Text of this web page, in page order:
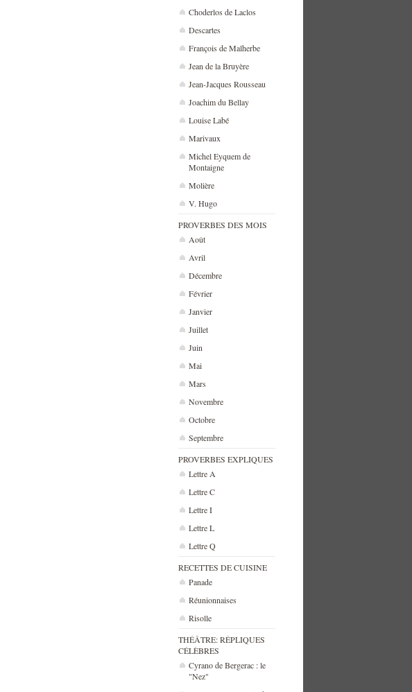
Choderlos de Laclos
Descartes
François de Malherbe
Jean de la Bruyère
Jean-Jacques Rousseau
Joachim du Bellay
Louise Labé
Marivaux
Michel Eyquem de
Montaigne
Molière
V. Hugo
PROVERBES DES MOIS
Août
Avril
Décembre
Février
Janvier
Juillet
Juin
Mai
Mars
Novembre
Octobre
Septembre
PROVERBES EXPLIQUES
Lettre A
Lettre C
Lettre I
Lettre L
Lettre Q
RECETTES DE CUISINE
Panade
Réunionnaises
Risolle
THÉÂTRE: RÉPLIQUES
CÉLÈBRES
Cyrano de Bergerac : le
"Nez"